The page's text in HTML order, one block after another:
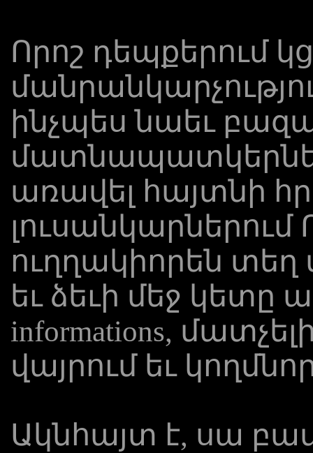
Որոշ դեպքերում
ինչպես նաեւ
առավել հայտնի
լուսանկարներում
ուղղակիորեն տեղ
եւ ձեւի մեջ
informations,
վայրում եւ
Ակնհայտ է, սա